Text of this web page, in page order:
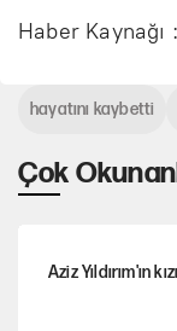
Haber Kaynağı :
Çok
Aziz Yıldırım'ın
hayatını kaybetti